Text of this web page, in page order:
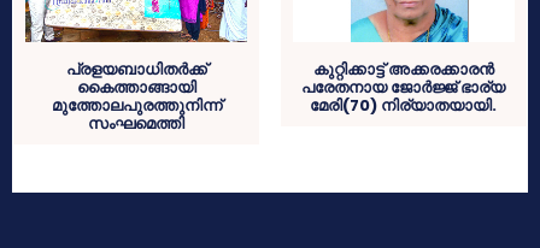
പ്രളയബാധിതര്‍ക്ക്
കൈത്താങ്ങായി
മുത്തോലപുരത്തുനിന്ന്
സംഘമെത്തി
കുറ്റിക്കാട്ട് അക്കരക്കാരന്‍
പരേതനായ ജോര്‍ജ്ജ് ഭാര്യ
മേരി(70) നിര്യാതയായി.